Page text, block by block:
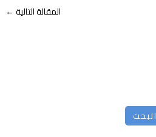
المقالة التالية←
البحث